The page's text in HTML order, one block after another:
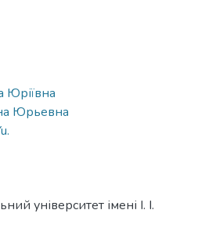
Юріївна
Юрьевна
університет імені І. І.